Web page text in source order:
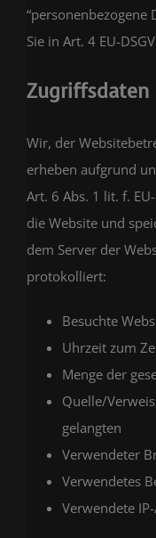
“personenbezogene
Sie in Art. 4 EU-
Zugriffsdaten
Wir, der
erheben aufgrund
Art. 6 Abs. 1 lit. f.
die Website und
dem Server der
protokolliert:
Besuchte
Uhrzeit zum
Menge der
Quelle/
gelangten
Verwendeter
Verwendetes
Verwendete